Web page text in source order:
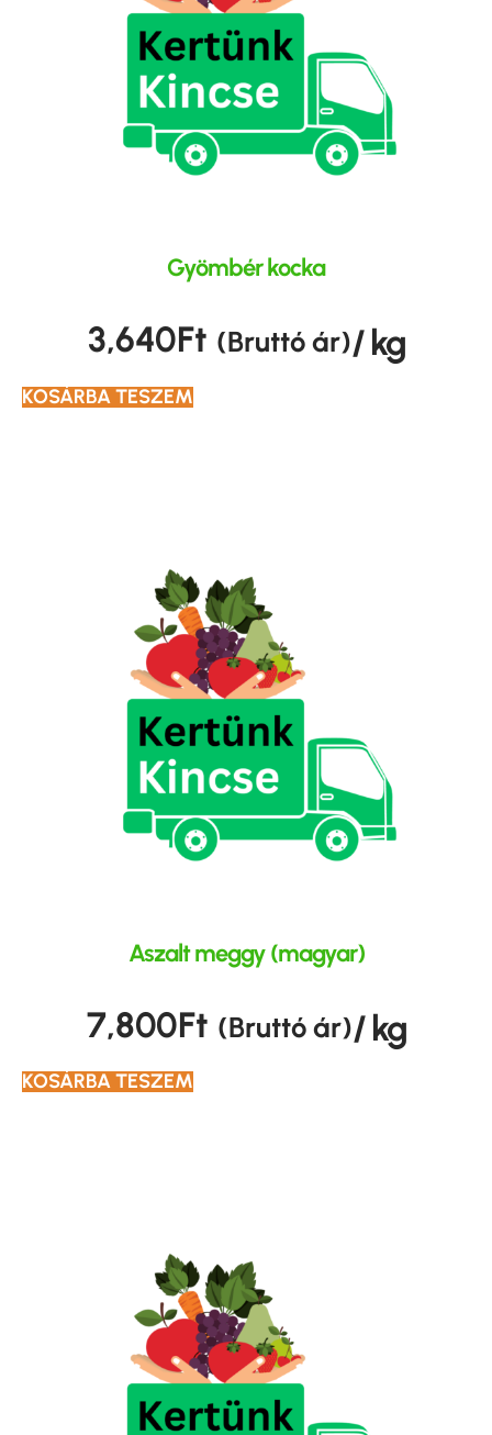
Gyömbér kocka
3,640Ft (Bruttó ár)/ kg
KOSÁRBA TESZEM
Aszalt meggy (magyar)
7,800Ft (Bruttó ár)/ kg
KOSÁRBA TESZEM